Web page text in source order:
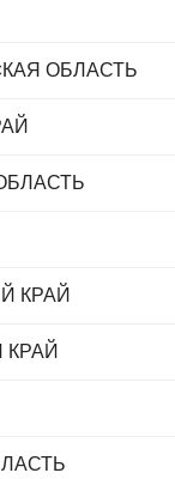
ОБЛАСТЬ
КРАЙ
КРАЙ